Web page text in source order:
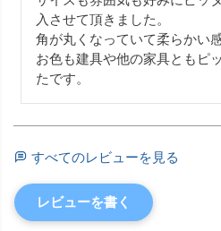
入させて頂きました。
角が丸くなっていて柔らかい
お色も建具や他の家具ともピ
すべてのレビューを見る
レビューを書く